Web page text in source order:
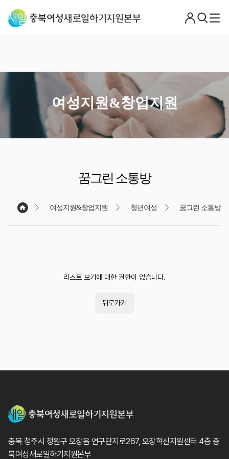
로
검
메
여성지원&창업지원
꿈그린 소통방
여성지원&창업지원 청년여성 꿈그린 소통방
리스트 보기에 대한 권한이 없습니다.
뒤로가기
충북 청주시 청원구 오창읍 연구단지로267, 오창혁신지원센터 4층 충
북여성새로일하기지원본부